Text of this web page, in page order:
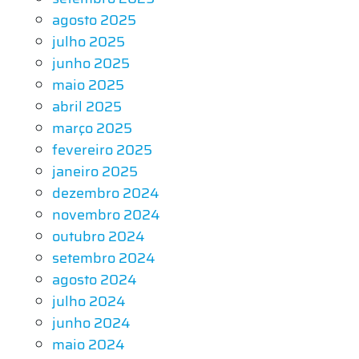
agosto 2025
julho 2025
junho 2025
maio 2025
abril 2025
março 2025
fevereiro 2025
janeiro 2025
dezembro 2024
novembro 2024
outubro 2024
setembro 2024
agosto 2024
julho 2024
junho 2024
maio 2024